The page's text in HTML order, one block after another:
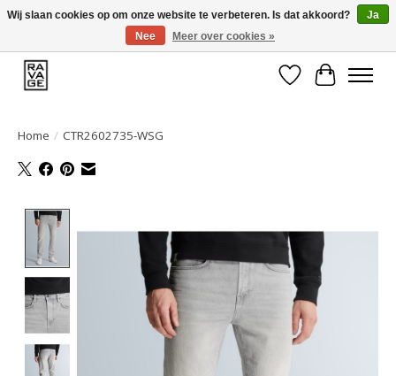
EEN GROOT ASSORTIMENT VAN TOP MERKEN!
Verlanglijst
Home / CTR2602735-WSG
Wij slaan cookies op om onze website te verbeteren. Is dat akkoord?
Ja
Nee
Meer over cookies »